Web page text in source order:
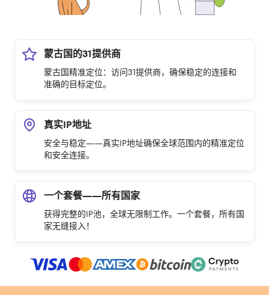
蒙古国的31提供商
蒙古国精准定位：访问31提供商，确保稳定的连接和
准确的目标定位。
真实IP地址
安全与稳定——真实IP地址确保全球范围内的精准定位
和安全连接。
一个套餐——所有国家
获得完整的IP池，全球无限制工作。一个套餐，所有国
家无缝接入！